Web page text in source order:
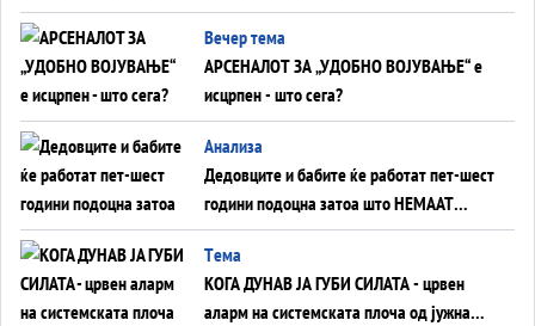
БЕЗ ФРОНТ
Вечер тема
АРСЕНАЛОТ ЗА „УДОБНО ВОЈУВАЊЕ“ е
исцрпен - што сега?
Анализа
Дедовците и бабите ќе работат пет-шест
години подоцна затоа што НЕМААТ
ВНУЦИ ДА ГИ ЗАМЕНАТ
Tема
КОГА ДУНАВ ЈА ГУБИ СИЛАТА - црвен
аларм на системската плоча од јужна